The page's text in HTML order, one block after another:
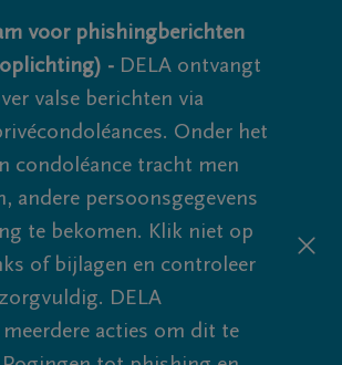
voor phishingberichten
- DELA ontvangt
valse berichten via
Onder het
condoléance tracht men
andere persoonsgegevens
te bekomen. Klik niet op
of bijlagen en controleer
DELA
acties om dit te